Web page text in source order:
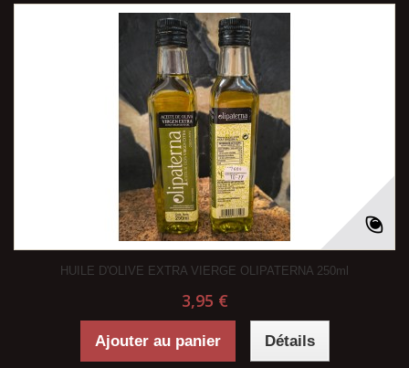
HUILE D'OLIVE EXTRA VIERGE OLIPATERNA 250ml
3,95 €
Ajouter au panier Détails